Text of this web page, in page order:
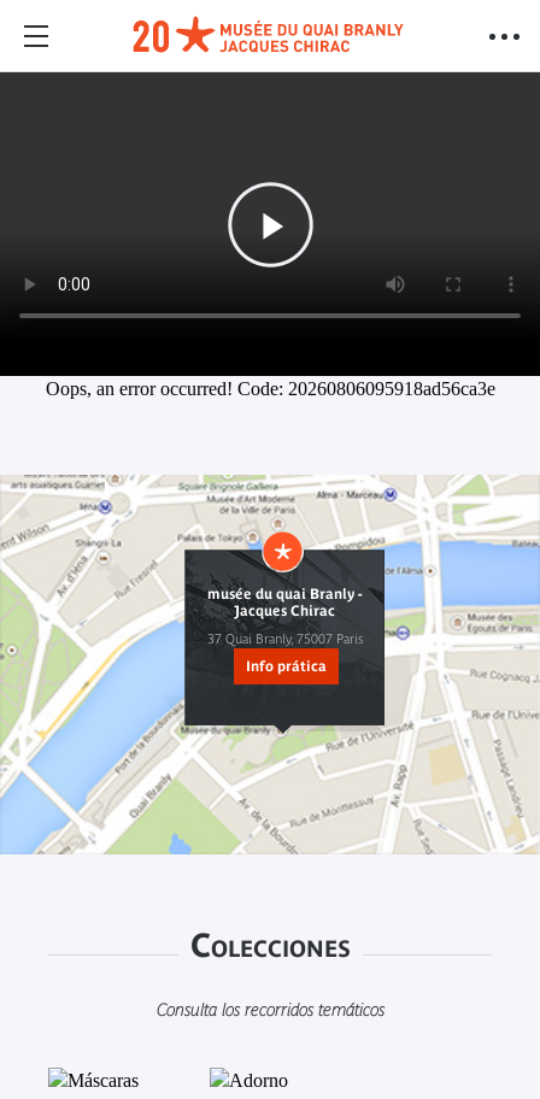
Oops, an error occurred! Code: 20260806095918ad56ca3e
musée du quai Branly -
Jacques Chirac
37 Quai Branly, 75007 Paris
Info prática
Colecciones
Consulta los recorridos temáticos